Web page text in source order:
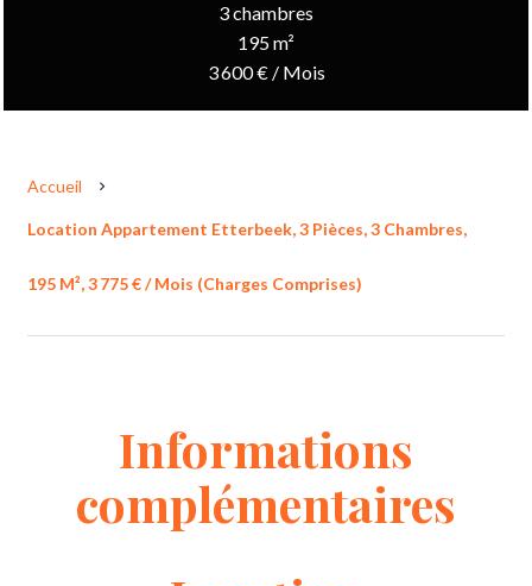
3 chambres
195 m²
3 600 € / Mois
Accueil
Location Appartement Etterbeek, 3 Pièces, 3 Chambres,
195 M², 3 775 € / Mois (Charges Comprises)
Informations
complémentaires